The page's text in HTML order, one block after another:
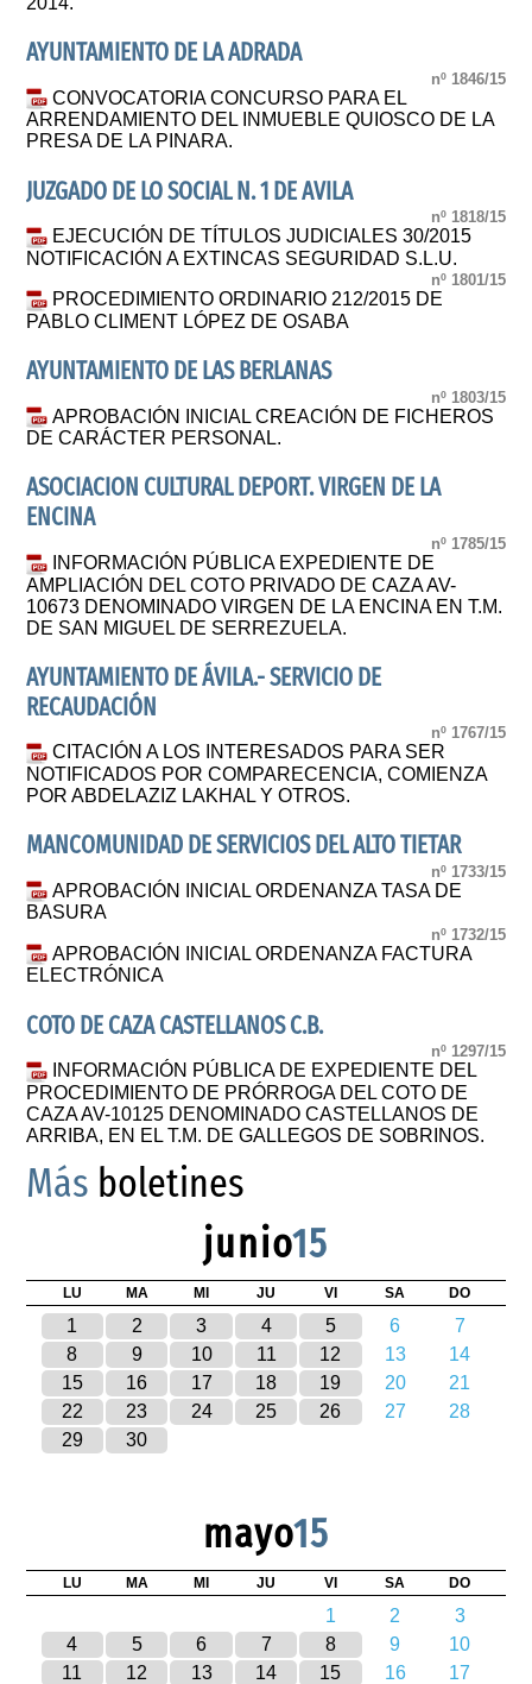
AYUNTAMIENTO DE LA ADRADA
nº 1846/15
CONVOCATORIA CONCURSO PARA EL
ARRENDAMIENTO DEL INMUEBLE QUIOSCO DE LA
PRESA DE LA PINARA.
JUZGADO DE LO SOCIAL N. 1 DE AVILA
nº 1818/15
EJECUCIÓN DE TÍTULOS JUDICIALES 30/2015
NOTIFICACIÓN A EXTINCAS SEGURIDAD S.L.U.
nº 1801/15
PROCEDIMIENTO ORDINARIO 212/2015 DE
PABLO CLIMENT LÓPEZ DE OSABA
AYUNTAMIENTO DE LAS BERLANAS
nº 1803/15
APROBACIÓN INICIAL CREACIÓN DE FICHEROS
DE CARÁCTER PERSONAL.
ASOCIACION CULTURAL DEPORT. VIRGEN DE LA
ENCINA
nº 1785/15
INFORMACIÓN PÚBLICA EXPEDIENTE DE
AMPLIACIÓN DEL COTO PRIVADO DE CAZA AV-
10673 DENOMINADO VIRGEN DE LA ENCINA EN T.M.
DE SAN MIGUEL DE SERREZUELA.
AYUNTAMIENTO DE ÁVILA.- SERVICIO DE
RECAUDACIÓN
nº 1767/15
CITACIÓN A LOS INTERESADOS PARA SER
NOTIFICADOS POR COMPARECENCIA, COMIENZA
POR ABDELAZIZ LAKHAL Y OTROS.
MANCOMUNIDAD DE SERVICIOS DEL ALTO TIETAR
nº 1733/15
APROBACIÓN INICIAL ORDENANZA TASA DE
BASURA
nº 1732/15
APROBACIÓN INICIAL ORDENANZA FACTURA
ELECTRÓNICA
COTO DE CAZA CASTELLANOS C.B.
nº 1297/15
INFORMACIÓN PÚBLICA DE EXPEDIENTE DEL
PROCEDIMIENTO DE PRÓRROGA DEL COTO DE
CAZA AV-10125 DENOMINADO CASTELLANOS DE
ARRIBA, EN EL T.M. DE GALLEGOS DE SOBRINOS.
Más boletines
junio15
LU MA MI JU VI SA DO
1 2 3 4 5 6
7
8
9 10 11 12 13
14
15
16 17 18 19 20
21
22
23 24 25 26 27
28
29
30
mayo15
LU MA MI JU VI SA DO
1 2
3
4
5 6 7 8 9
10
11
12 13 14 15 16
17